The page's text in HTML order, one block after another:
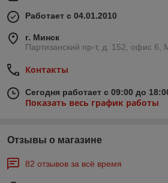
Работает с 04.01.2010
г. Минск
Партизанский пр-т, д. 152, офис 6,
Контакты
Сегодня работает с 09:00 до
Показать весь график работы
Отзывы о магазине
82 отзывов за всё время